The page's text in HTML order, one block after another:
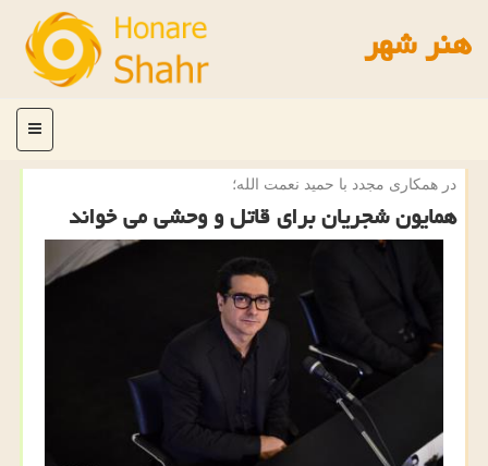
هنر شهر
منو
در همكاری مجدد با حمید نعمت الله؛
همایون شجریان برای قاتل و وحشی می خواند